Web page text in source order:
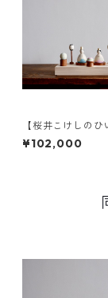
【桜井こけしのひ
具セット〕花みず
¥102,000